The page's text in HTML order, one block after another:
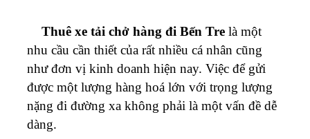
Thuê xe tải chở hàng đi Bến Tre là một
nhu cầu cần thiết của rất nhiều cá nhân cũng
như đơn vị kinh doanh hiện nay. Việc để gửi
được một lượng hàng hoá lớn với trọng lượng
nặng đi đường xa không phải là một vấn đề dễ
dàng.